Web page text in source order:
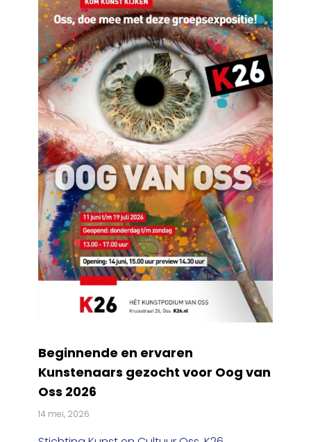
Beginnende en ervaren
Kunstenaars gezocht voor Oog van
Oss 2026
14 mei, 2026